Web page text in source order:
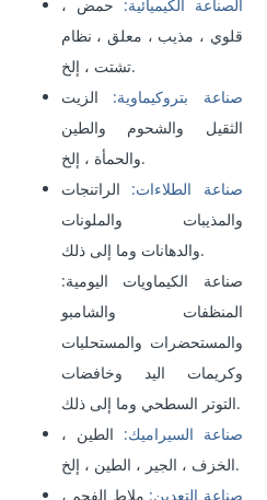
الصناعة الكيميائية: حمض ،
قلوي ، مذيب ، معلق ، نظام
تشتت ، إلخ.
صناعة بتروكيماوية: الزيت
الثقيل والشحوم والطين
والحمأة ، إلخ.
صناعة الطلاءات: الراتنجات
والمذيبات والملونات
والدهانات وما إلى ذلك.
صناعة الكيماويات اليومية:
المنظفات والشامبو
والمستحضرات والمستحلبات
وكريمات اليد وخافضات
التوتر السطحي وما إلى ذلك.
صناعة السيراميك: الطين ،
الخزف ، الجير ، الطين ، إلخ.
صناعة التعدين: ملاط الفحم ،